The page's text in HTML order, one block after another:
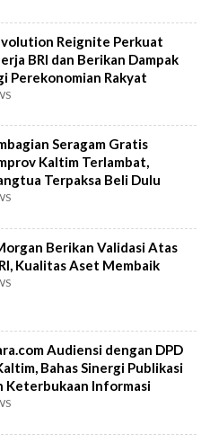
Reignite Perkuat
BRI dan Berikan Dampak
Perekonomian Rakyat
Seragam Gratis
Kaltim Terlambat,
Terpaksa Beli Dulu
Berikan Validasi Atas
Kualitas Aset Membaik
Audiensi dengan DPD
Bahas Sinergi Publikasi
Keterbukaan Informasi